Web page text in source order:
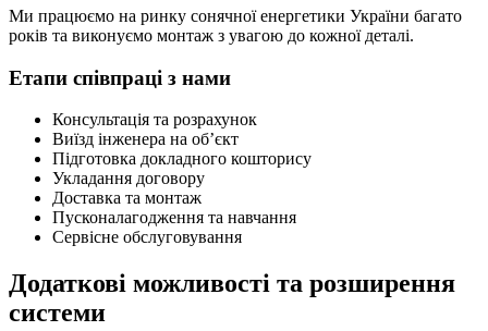
Ми працюємо на ринку сонячної енергетики України багато
років та виконуємо монтаж з увагою до кожної деталі.
Етапи співпраці з нами
Консультація та розрахунок
Виїзд інженера на об’єкт
Підготовка докладного кошторису
Укладання договору
Доставка та монтаж
Пусконалагодження та навчання
Сервісне обслуговування
Додаткові можливості та розширення
системи